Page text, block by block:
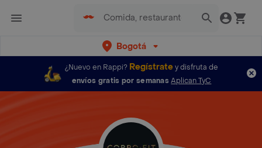
Bogotá
¿Nuevo en Rappi? Regístratey disfruta de
envíos gratis por semanas Aplican TyC